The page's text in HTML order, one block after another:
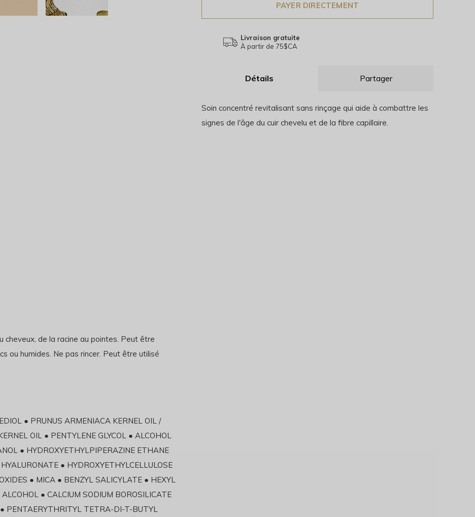
PAYER DIRECTEMENT
Livraison gratuite
À partir de 75$CA
Détails Partager
Soin concentré revitalisant sans rinçage qui aide à combattre les
signes de l'âge du cuir chevelu et de la fibre capillaire.
de la racine au pointes. Peut être
ou humides. Ne pas rincer. Peut être utilisé
● PRUNUS ARMENIACA KERNEL OIL /
OIL ● PENTYLENE GLYCOL ● ALCOHOL
● HYDROXYETHYLPIPERAZINE ETHANE
● HYDROXYETHYLCELLULOSE
● MICA ● BENZYL SALICYLATE ● HEXYL
● CALCIUM SODIUM BOROSILICATE
PENTAERYTHRITYL TETRA-DI-T-BUTYL